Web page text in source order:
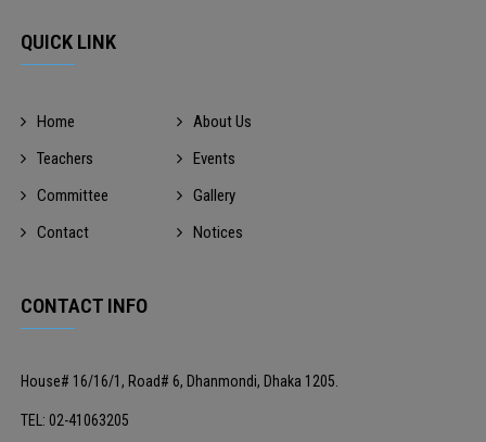
QUICK LINK
Home
About Us
Teachers
Events
Committee
Gallery
Contact
Notices
CONTACT INFO
House# 16/16/1, Road# 6, Dhanmondi, Dhaka 1205.
TEL: 02-41063205